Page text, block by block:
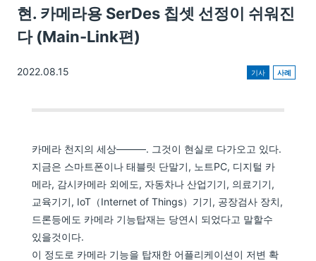
현. 카메라용 SerDes 칩셋 선정이 쉬워진
다 (Main-Link편)
2022.08.15 기사 사례
카메라 천지의 세상―――. 그것이 현실로 다가오고 있다.
지금은 스마트폰이나 태블릿 단말기, 노트PC, 디지털 카
메라, 감시카메라 외에도, 자동차나 산업기기, 의료기기,
교육기기, IoT（Internet of Things）기기, 공장검사 장치,
드론등에도 카메라 기능탑재는 당연시 되었다고 말할수
있을것이다.
이 정도로 카메라 기능을 탑재한 어플리케이션이 저변 확